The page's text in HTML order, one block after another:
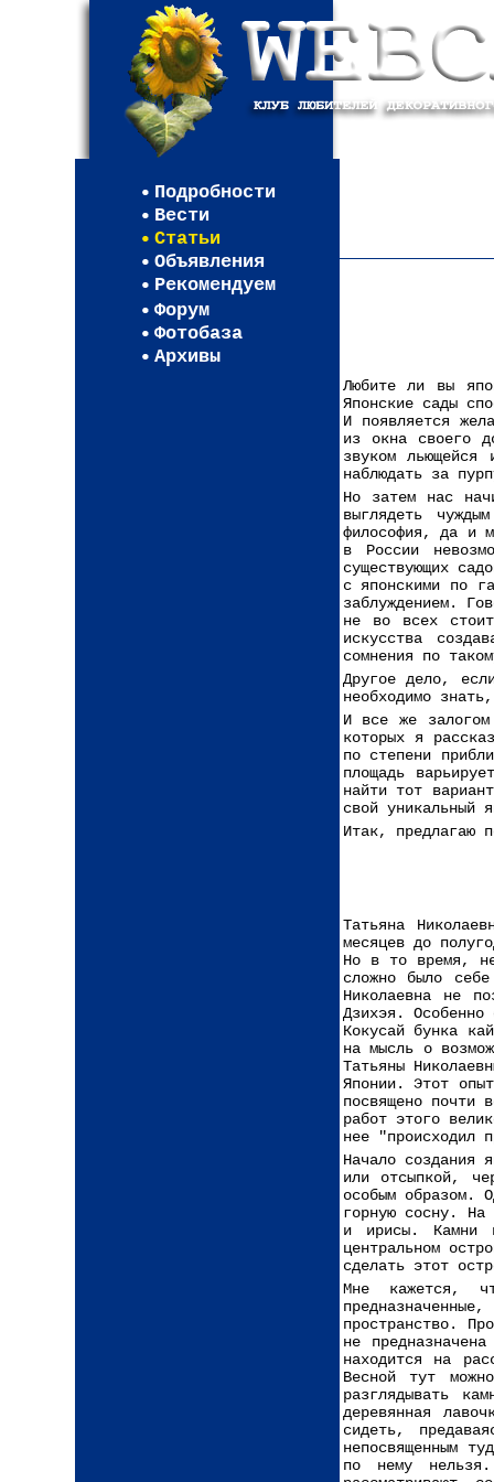
Подробности
Вести
Статьи
Объявления
Рекомендуем
Форум
Фотобаза
Архивы
Любите ли вы
Японские сады
И появляется
из окна своего
звуком льющейся
наблюдать за
Но затем нас
выглядеть
философия, да и
в России
существующих
с японскими по
заблуждением.
не во всех
искусства
сомнения по
Другое дело,
необходимо
И все же
которых я
по степени
площадь
найти тот
свой уникальный
Итак, предлагаю
Татьяна
месяцев до
Но в то время,
сложно было
Николаевна не
Дзихэя. Особенно
Кокусай бунка
на мысль о
Татьяны
Японии. Этот
посвящено почти
работ этого
нее "происходил
Начало создания
или отсыпкой,
особым образом.
горную сосну. На
и ирисы. Камни
центральном
сделать этот
Мне кажется,
пространство.
не
находится на
Весной тут
разглядывать
деревянная
сидеть,
непосвященным
по нему